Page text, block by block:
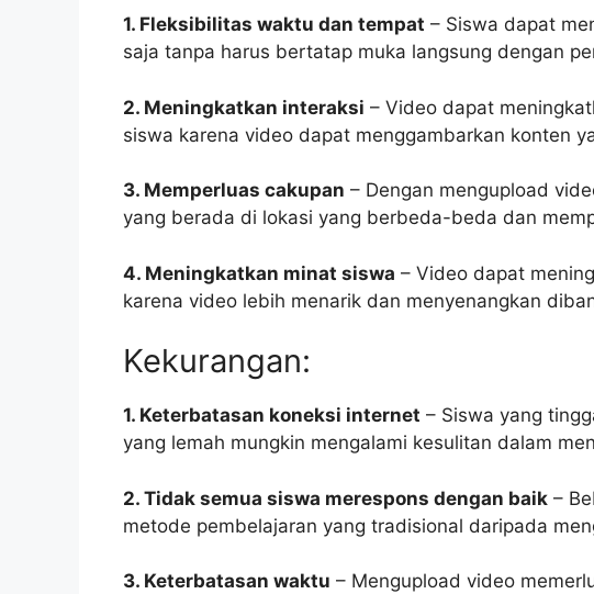
1. Fleksibilitas waktu dan tempat – Siswa dapat
saja tanpa harus bertatap muka langsung dengan
2. Meningkatkan interaksi – Video dapat
siswa karena video dapat menggambarkan konten
3. Memperluas cakupan – Dengan mengupload
yang berada di lokasi yang berbeda-beda dan
4. Meningkatkan minat siswa – Video dapat
karena video lebih menarik dan menyenangkan
Kekurangan:
1. Keterbatasan koneksi internet – Siswa yang
yang lemah mungkin mengalami kesulitan dalam
2. Tidak semua siswa merespons dengan baik –
metode pembelajaran yang tradisional daripada
3. Keterbatasan waktu – Mengupload video